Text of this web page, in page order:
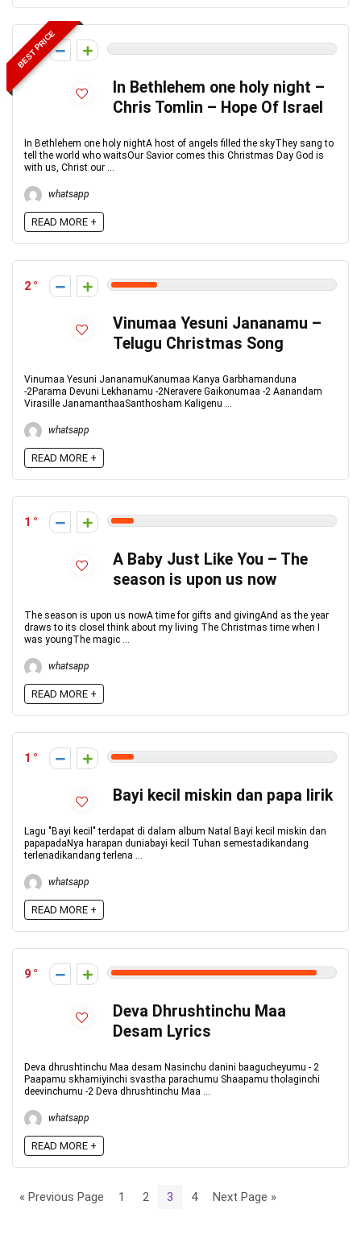
BEST PRICE
0
In Bethlehem one holy night –
Chris Tomlin – Hope Of Israel
In Bethlehem one holy nightA host of angels filled the skyThey sang to
tell the world who waitsOur Savior comes this Christmas Day God is
with us, Christ our ...
whatsapp
READ MORE +
2
Vinumaa Yesuni Jananamu –
Telugu Christmas Song
Vinumaa Yesuni JananamuKanumaa Kanya Garbhamanduna
-2Parama Devuni Lekhanamu -2Neravere Gaikonumaa -2 Aanandam
Virasille JanamanthaaSanthosham Kaligenu ...
whatsapp
READ MORE +
1
A Baby Just Like You – The
season is upon us now
The season is upon us nowA time for gifts and givingAnd as the year
draws to its closeI think about my living The Christmas time when I
was youngThe magic ...
whatsapp
READ MORE +
1
Bayi kecil miskin dan papa lirik
Lagu "Bayi kecil" terdapat di dalam album Natal Bayi kecil miskin dan
papapadaNya harapan duniabayi kecil Tuhan semestadikandang
terlenadikandang terlena ...
whatsapp
READ MORE +
9
Deva Dhrushtinchu Maa
Desam Lyrics
Deva dhrushtinchu Maa desam Nasinchu danini baagucheyumu - 2
Paapamu skhamiyinchi svastha parachumu Shaapamu tholaginchi
deevinchumu -2 Deva dhrushtinchu Maa ...
whatsapp
READ MORE +
« Previous Page 1 2 3 4 Next Page »